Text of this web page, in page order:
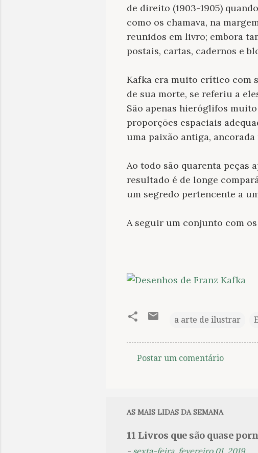
de direito (1903-1905)
como os chamava, na
reunidos em livro; embora
postais, cartas, cadernos e
Kafka era muito crítico com
de sua morte, se referiu a
São apenas hieróglifos
proporções espaciais
uma paixão antiga,
Ao todo são quarenta peças
resultado é de longe
um segredo pertencente a
A seguir um conjunto com
a arte de ilustrar
e
t
Postar um comentário
AS MAIS LIDAS DA SEMANA
11 Livros que são quase
- sexta-feira, fevereiro 01, 2019